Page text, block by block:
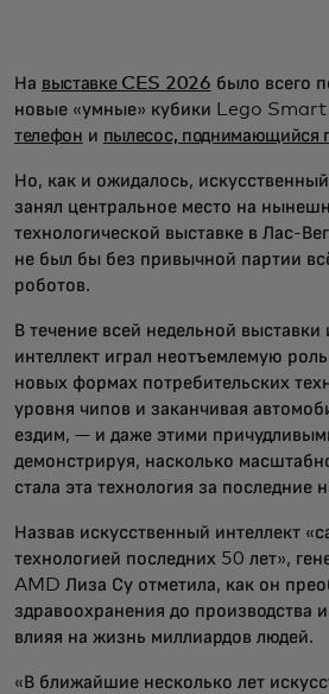
На выставке CES 2026 было всего
новые «умные» кубики Lego Smart
телефон и пылесос, поднимающийся
Но, как и ожидалось,
занял центральное место на
технологической выставке в Лас-
не был бы без привычной партии
роботов.
В течение всей недельной выставки
интеллект играл неотъемлемую
новых формах потребительских
уровня чипов и заканчивая
ездим, — и даже этими
демонстрируя, насколько
стала эта технология за последние
Назвав искусственный интеллект
технологией последних 50 лет»,
AMD Лиза Су отметила, как он
здравоохранения до производства
влияя на жизнь миллиардов людей.
«В ближайшие несколько лет